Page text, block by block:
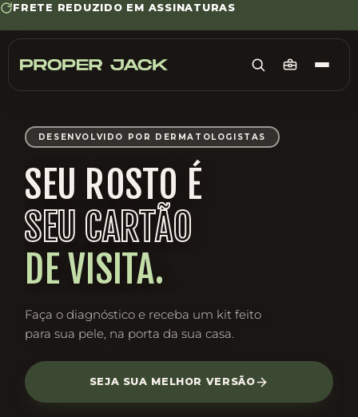
IR PARA O
FRETE GRÁTIS ACIMA DE R$ 250,00
DESENVOLVIDO POR DERMATOLOGISTAS
SEU ROSTO É
SEU CARTÃO
DE VISITA.
Faça o diagnóstico e receba um kit feito
para sua pele, na porta da sua casa.
SEJA SUA MELHOR VERSÃO